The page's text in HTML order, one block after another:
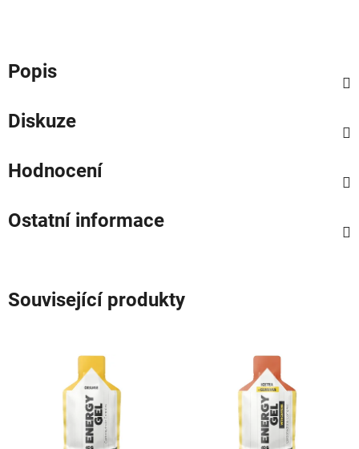
Popis
Diskuze
Hodnocení
Ostatní informace
Související produkty